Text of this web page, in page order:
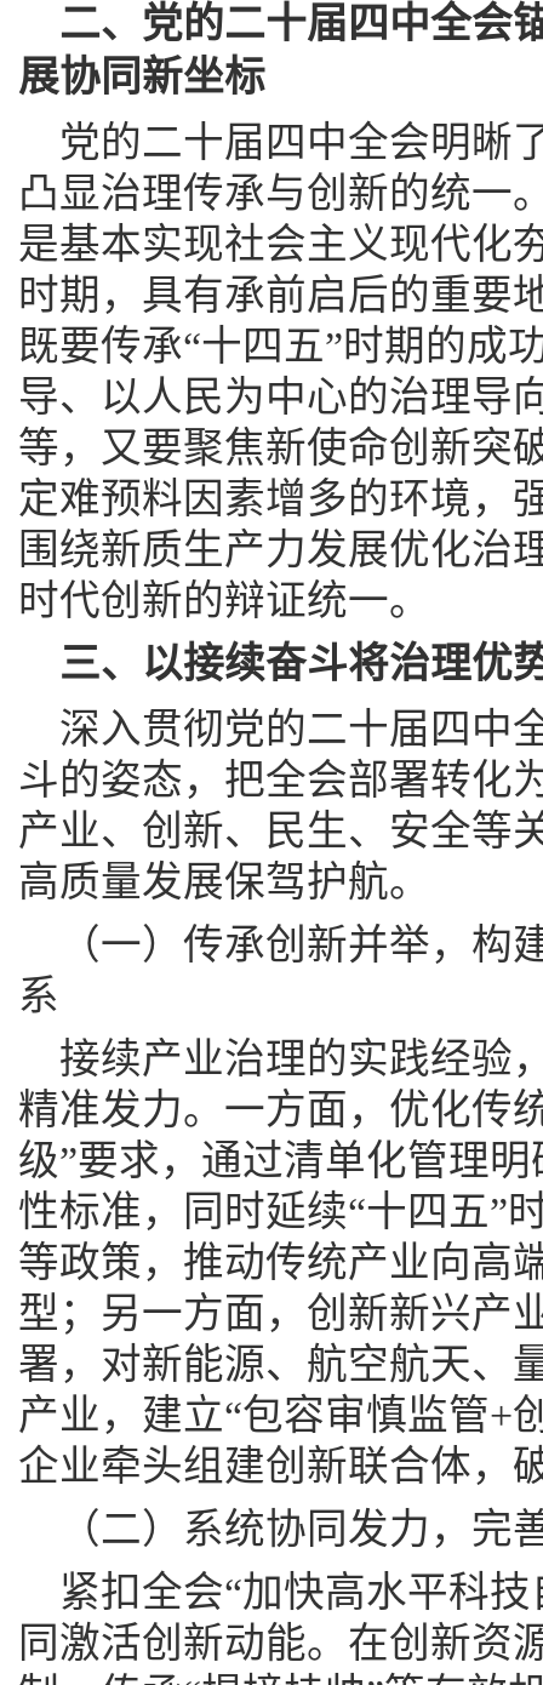
二、党的二十届四中全会
展协同新坐标
党的二十届四中全会明晰
凸显治理传承与创新的统一
是基本实现社会主义现代化
时期，具有承前启后的重要
既要传承“十四五”时期的成
导、以人民为中心的治理导
等，又要聚焦新使命创新突
定难预料因素增多的环境，
围绕新质生产力发展优化治
时代创新的辩证统一。
三、以接续奋斗将治理优
深入贯彻党的二十届四中
斗的姿态，把全会部署转化
产业、创新、民生、安全等
高质量发展保驾护航。
（一）传承创新并举，
系
接续产业治理的实践经验
精准发力。一方面，优化传
级”要求，通过清单化管理
性标准，同时延续“十四五”
等政策，推动传统产业向高
型；另一方面，创新新兴产
署，对新能源、航空航天、
产业，建立“包容审慎监管+
企业牵头组建创新联合体，
（二）系统协同发力，
紧扣全会“加快高水平科
同激活创新动能。在创新资